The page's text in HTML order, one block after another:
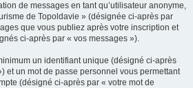
de messages en tant qu’utilisateur anonyme,
de Topoldavie » (désignée ci-après par
que vous publiez après votre inscription et
ci-après par « vos messages »).
un identifiant unique (désigné ci-après
et un mot de passe personnel vous permettant
(désigné ci-après par « votre mot de